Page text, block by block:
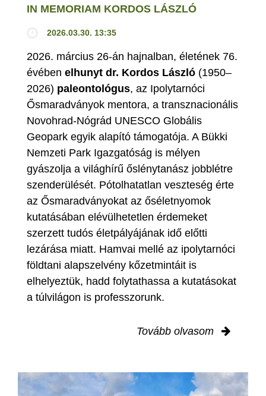
IN MEMORIAM KORDOS LÁSZLÓ
2026.03.30. 13:35
2026. március 26-án hajnalban, életének 76.
évében elhunyt dr. Kordos László (1950–
2026) paleontológus, az Ipolytarnóci
Ősmaradványok mentora, a transznacionális
Novohrad-Nógrád UNESCO Globális
Geopark egyik alapító támogatója. A Bükki
Nemzeti Park Igazgatóság is mélyen
gyászolja a világhírű őslénytanász jobblétre
szenderülését. Pótolhatatlan veszteség érte
az Ősmaradványokat az őséletnyomok
kutatásában elévülhetetlen érdemeket
szerzett tudós életpályájának idő előtti
lezárása miatt. Hamvai mellé az ipolytarnóci
földtani alapszelvény kőzetmintáit is
elhelyeztük, hadd folytathassa a kutatásokat
a túlvilágon is professzorunk.
Tovább olvasom